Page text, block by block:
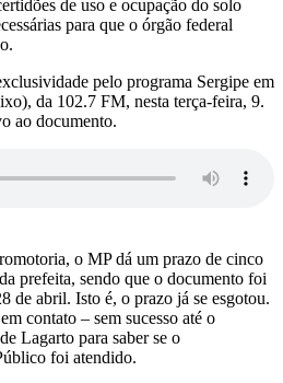
de uso e ocupação do solo
para que o órgão federal
pelo programa Sergipe em
da 102.7 FM, nesta terça-feira, 9.
ao documento.
o MP dá um prazo de cinco
prefeita, sendo que o documento foi
de abril. Isto é, o prazo já se esgotou.
contato – sem sucesso até o
Lagarto para saber se o
foi atendido.